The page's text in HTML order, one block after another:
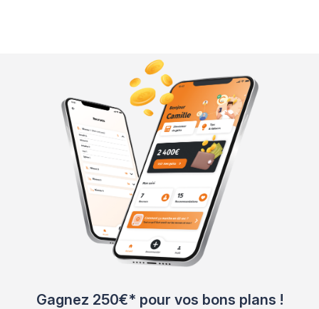
Gagnez 250€* pour vos bons plans !